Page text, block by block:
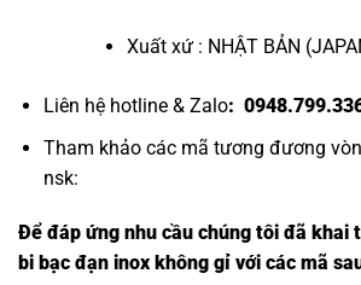
Xuất xứ : NHẬT BẢN
Liên hệ hotline & Zalo:
Tham khảo các mã tương đương
nsk:
Để đáp ứng nhu cầu chúng tôi đã khai
bi bạc đạn inox không gỉ với các mã